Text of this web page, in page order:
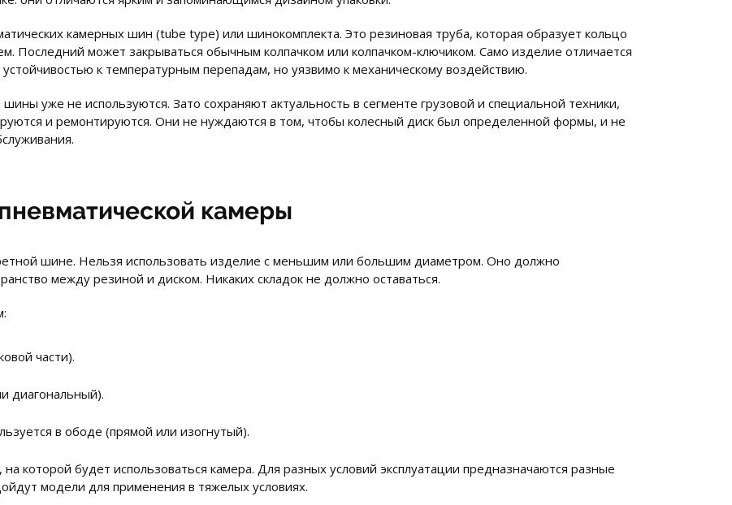
камерных шин (tube type) или шинокомплекта. Это резиновая труба, которая образует кольцо
Последний может закрываться обычным колпачком или колпачком-ключиком. Само изделие отличается
к температурным перепадам, но уязвимо к механическому воздействию.
уже не используются. Зато сохраняют актуальность в сегменте грузовой и специальной техники,
и ремонтируются. Они не нуждаются в том, чтобы колесный диск был определенной формы, и не
камеры
шине. Нельзя использовать изделие с меньшим или большим диаметром. Оно должно
между резиной и диском. Никаких складок не должно оставаться.
части).
диагональный).
в ободе (прямой или изогнутый).
которой будет использоваться камера. Для разных условий эксплуатации предназначаются разные
модели для применения в тяжелых условиях.